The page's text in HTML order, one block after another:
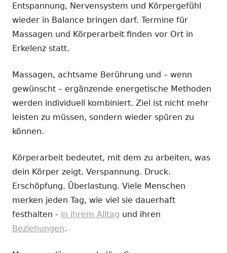
Entspannung, Nervensystem und Körpergefühl
wieder in Balance bringen darf. Termine für
Massagen und Körperarbeit finden vor Ort in
Erkelenz statt.
Massagen, achtsame Berührung und – wenn
gewünscht – ergänzende energetische Methoden
werden individuell kombiniert. Ziel ist nicht mehr
leisten zu müssen, sondern wieder spüren zu
können.
Körperarbeit bedeutet, mit dem zu arbeiten, was
dein Körper zeigt. Verspannung. Druck.
Erschöpfung. Überlastung. Viele Menschen
merken jeden Tag, wie viel sie dauerhaft
festhalten - in ihrem Alltag und ihren
Beziehungen.